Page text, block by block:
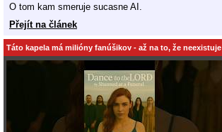
O tom kam smeruje sucasne AI.
Přejít na článek
Táto kapela má milióny fanúšikov - až na to, že neexistuje